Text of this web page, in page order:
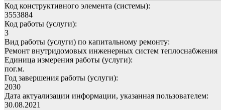
Код конструктивного элемента (системы):
3553884
Код работы (услуги):
3
Вид работы (услуги) по капитальному ремонту:
Ремонт внутридомовых инженерных систем теплоснабжения
Единица измерения работы (услуги):
пог.м.
Год завершения работы (услуги):
2030
Дата актуализации информации, указанная пользователем:
30.08.2021